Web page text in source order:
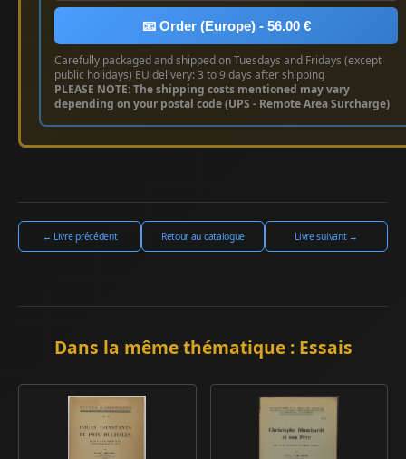
📧 Order (Europe) - 56.00 €
Carefully packaged and shipped on Tuesdays and Fridays (except
public holidays) EU delivery: 3 to 9 days after shipping
PLEASE NOTE: The shipping costs mentioned may vary
depending on your postal code (UPS - Remote Area Surcharge)
← Livre précédent Retour au catalogue Livre suivant →
Dans la même thématique : Essais